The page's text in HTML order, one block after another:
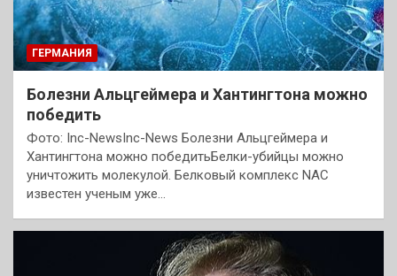
ГЕРМАНИЯ
Болезни Альцгеймера и Хантингтона можно
победить
Фото: Inc-NewsInc-News Болезни Альцгеймера и
Хантингтона можно победитьБелки-убийцы можно
уничтожить молекулой. Белковый комплекс NAC
известен ученым уже…